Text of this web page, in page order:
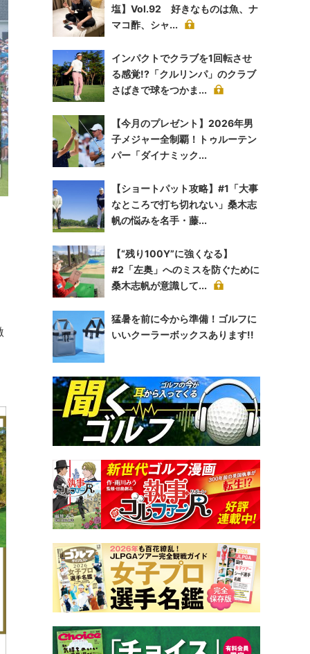
塩】Vol.92 好きなものは魚、ナ
マコ酢、シャ...
インパクトでクラブを1回転させ
る感覚!?「クルリンパ」のクラブ
さばきで球をつかま...
【今月のプレゼント】2026年男
子メジャー全制覇！トゥルーテン
パー「ダイナミック...
【ショートパット攻略】#1「大事
なところで打ち切れない」桑木志
帆の悩みを名手・藤...
【“残り100Y”に強くなる】
#2「左奥」へのミスを防ぐために
桑木志帆が意識して...
猛暑を前に今から準備！ゴルフに
いいクーラーボックスあります!!